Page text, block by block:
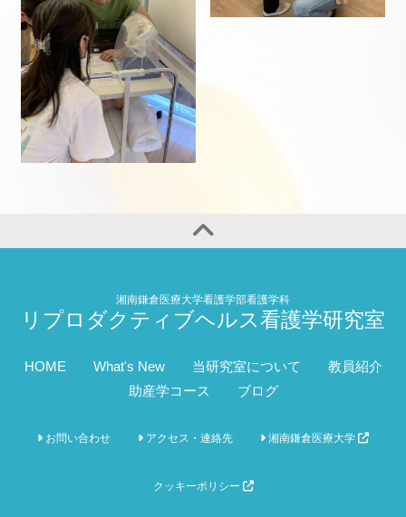
湘南鎌倉医療大学看護学部看護学科
リプロダクティブヘルス看護学研究室
HOME What's New 当研究室について
教員紹介
助産学コース
ブログ
お問い合わせ アクセス・連絡先 湘南鎌倉医療大学
クッキーポリシー